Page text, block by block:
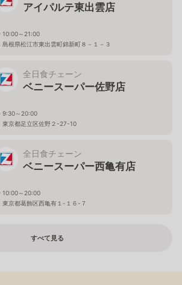
アイパルテ東出雲店
10:00～21:00
島根県松江市東出雲町錦新町８－１－３
全日食チェーン
ベニースーパー佐野店
9:30～20:00
東京都足立区佐野２-27-10
全日食チェーン
ベニースーパー西亀有店
10:00～20:00
東京都葛飾区西亀有１-１６-７
すべて見る